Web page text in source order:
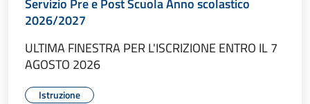
Servizio Pre e Post Scuola Anno scolastico
2026/2027
ULTIMA FINESTRA PER L'ISCRIZIONE ENTRO IL 7
AGOSTO 2026
Istruzione